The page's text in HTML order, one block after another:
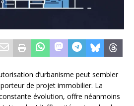
d’urbanisme peut sembler
de projet immobilier. La
évolution, offre néanmoins